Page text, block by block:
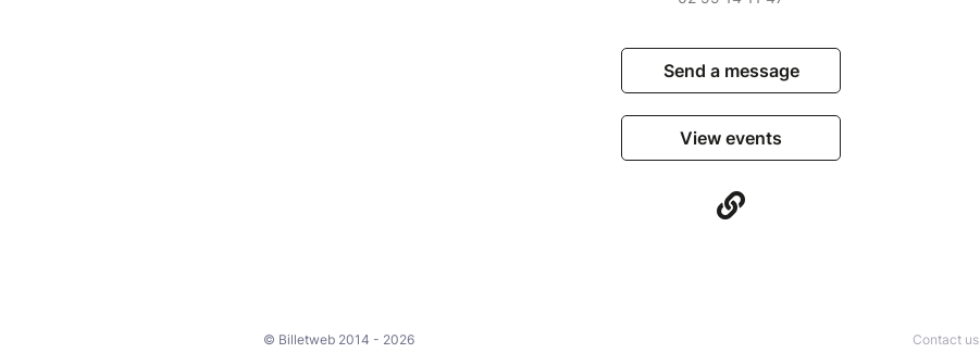
Send a message
View events
© Billetweb 2014 - 2026 Contact us